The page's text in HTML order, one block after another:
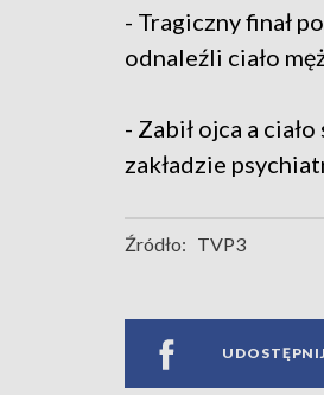
- Tragiczny finał
odnaleźli ciało
- Zabił ojca a
zakładzie
Źródło: TVP3